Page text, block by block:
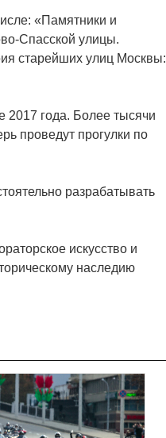
«Памятники и
Спасской улицы.
старейших улиц Москвы:
2017 года. Более тысячи
проведут прогулки по
разрабатывать
искусство и
наследию